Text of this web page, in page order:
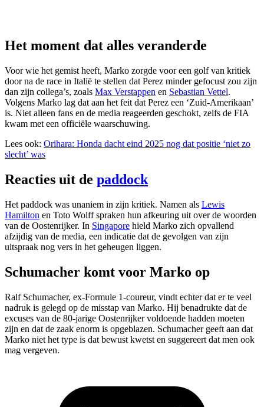
Het moment dat alles veranderde
Voor wie het gemist heeft, Marko zorgde voor een golf van kritiek
door na de race in Italië te stellen dat Perez minder gefocust zou zijn
dan zijn collega’s, zoals Max Verstappen en Sebastian Vettel.
Volgens Marko lag dat aan het feit dat Perez een ‘Zuid-Amerikaan’
is. Niet alleen fans en de media reageerden geschokt, zelfs de FIA
kwam met een officiële waarschuwing.
Lees ook: Orihara: Honda dacht eind 2025 nog dat positie ‘niet zo
slecht’ was
Reacties uit de paddock
Het paddock was unaniem in zijn kritiek. Namen als Lewis
Hamilton en Toto Wolff spraken hun afkeuring uit over de woorden
van de Oostenrijker. In Singapore hield Marko zich opvallend
afzijdig van de media, een indicatie dat de gevolgen van zijn
uitspraak nog vers in het geheugen liggen.
Schumacher komt voor Marko op
Ralf Schumacher, ex-Formule 1-coureur, vindt echter dat er te veel
nadruk is gelegd op de misstap van Marko. Hij benadrukte dat de
excuses van de 80-jarige Oostenrijker voldoende hadden moeten
zijn en dat de zaak enorm is opgeblazen. Schumacher geeft aan dat
Marko niet het type is dat bewust kwetst en suggereert dat men ook
mag vergeven.